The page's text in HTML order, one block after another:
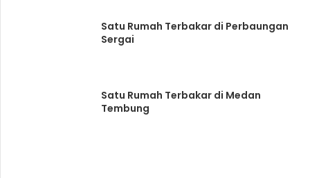
Satu Rumah Terbakar di Perbaungan
Sergai
Satu Rumah Terbakar di Medan
Tembung